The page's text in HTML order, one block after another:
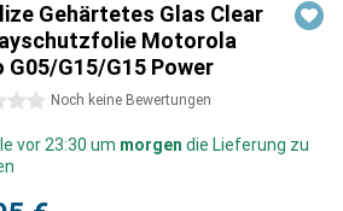
Gehärtetes Glas Clear
Motorola
G05/G15/G15 Power
Noch keine Bewertungen
vor 23:30 um morgen die Lieferung zu